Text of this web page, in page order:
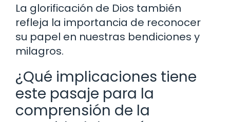
La glorificación de Dios también
refleja la importancia de reconocer
su papel en nuestras bendiciones y
milagros.
¿Qué implicaciones tiene
este pasaje para la
comprensión de la